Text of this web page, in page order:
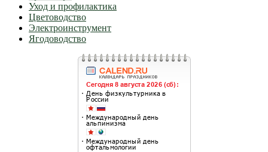
Уход и профилактика
Цветоводство
Электроинструмент
Ягодоводство